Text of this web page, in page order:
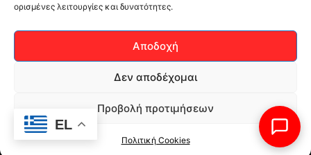
ορισμένες λειτουργίες και δυνατότητες.
Αποδοχή
Δεν αποδέχομαι
Προβολή προτιμήσεων
Πολιτική Cookies
–ΟΡΟΙ & ΠΡΟΣΩΠΙΚΑ ΔΕΔΟΜΕΝΑ
SOCIAL MEDIA
(c)2026Mediaspot.gr Κατασκευή ιστοσελίδων
EL